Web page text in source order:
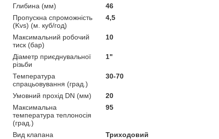
Глибина (мм)
46
Пропускна спроможність
(Kvs) (м. куб/год)
4,5
Максимальний робочий
тиск (бар)
10
Діаметр приєднувальної
різьби
1"
Температура
спрацьовування (град.)
30-70
Умовний прохід DN (мм)
20
Максимальна
температура теплоносія
(град.)
95
Вид клапана Триходовий